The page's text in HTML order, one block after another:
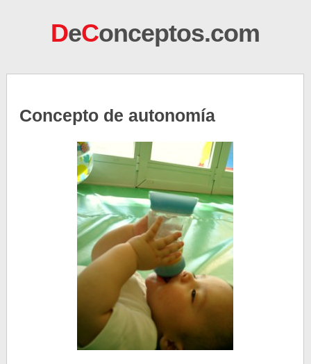
DeConceptos.com
Concepto de autonomía